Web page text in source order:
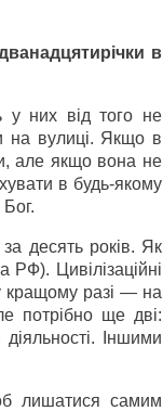
в
них від того не
на вулиці. Якщо в
але якщо вона не
в будь-якому
десять років. Як
РФ). Цивілізаційні
кращому разі — на
потрібно ще дві:
Іншими
лишатися самим